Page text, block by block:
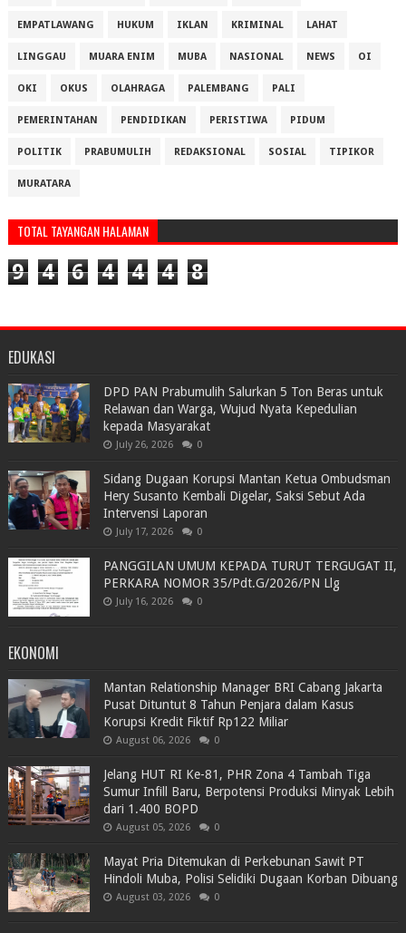
EMPATLAWANG HUKUM IKLAN KRIMINAL LAHAT
LINGGAU MUARA ENIM MUBA NASIONAL NEWS OI
OKI OKUS OLAHRAGA PALEMBANG PALI
PEMERINTAHAN PENDIDIKAN PERISTIWA PIDUM
POLITIK PRABUMULIH REDAKSIONAL SOSIAL TIPIKOR
MURATARA
TOTAL TAYANGAN HALAMAN
9 4 6 4 4 4 8
EDUKASI
DPD PAN Prabumulih Salurkan 5 Ton Beras untuk
Relawan dan Warga, Wujud Nyata Kepedulian
kepada Masyarakat
July 26, 2026 0
Sidang Dugaan Korupsi Mantan Ketua Ombudsman
Hery Susanto Kembali Digelar, Saksi Sebut Ada
Intervensi Laporan
July 17, 2026 0
PANGGILAN UMUM KEPADA TURUT TERGUGAT II,
PERKARA NOMOR 35/Pdt.G/2026/PN Llg
July 16, 2026 0
EKONOMI
Mantan Relationship Manager BRI Cabang Jakarta
Pusat Dituntut 8 Tahun Penjara dalam Kasus
Korupsi Kredit Fiktif Rp122 Miliar
August 06, 2026 0
Jelang HUT RI Ke-81, PHR Zona 4 Tambah Tiga
Sumur Infill Baru, Berpotensi Produksi Minyak Lebih
dari 1.400 BOPD
August 05, 2026 0
Mayat Pria Ditemukan di Perkebunan Sawit PT
Hindoli Muba, Polisi Selidiki Dugaan Korban Dibuang
August 03, 2026 0